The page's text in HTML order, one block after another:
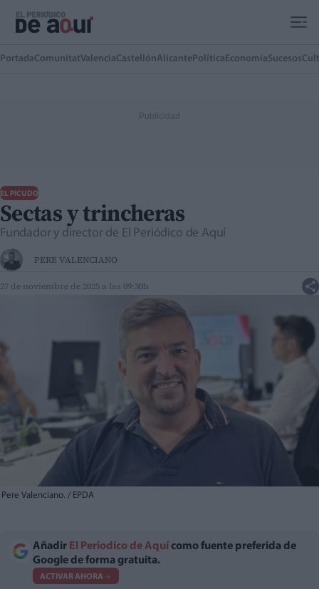
PortadaComunitatValenciaCastellónAlicante Política EconomíaSucesos
EL PICUDO
Sectas y trincheras
Fundador y director de El Periódico de Aquí
PERE VALENCIANO
27 de noviembre de 2025 a las 09:30h
Pere Valenciano. / EPDA
Añadir El Periodico de Aquí como fuente preferida de
Google de forma gratuita.
ACTIVAR AHORA